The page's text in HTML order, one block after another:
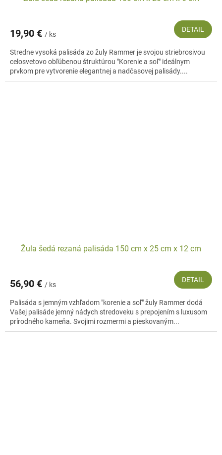
19,90 € / ks
DETAIL
Stredne vysoká palisáda zo žuly Rammer je svojou striebrosivou
celosvetovo obľúbenou štruktúrou "Korenie a soľ" ideálnym
prvkom pre vytvorenie elegantnej a nadčasovej palisády....
Žula šedá rezaná palisáda 150 cm x 25 cm x 12 cm
56,90 € / ks
DETAIL
Palisáda s jemným vzhľadom "korenie a soľ" žuly Rammer dodá
Vašej palisáde jemný nádych stredoveku s prepojením s luxusom
prírodného kameňa. Svojimi rozmermi a pieskovaným...